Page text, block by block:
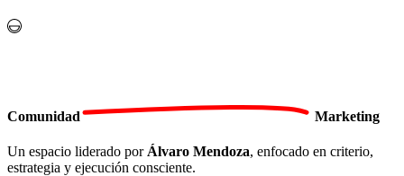
Comunidad Marketing
Un espacio liderado por Álvaro Mendoza, enfocado en criterio,
estrategia y ejecución consciente.